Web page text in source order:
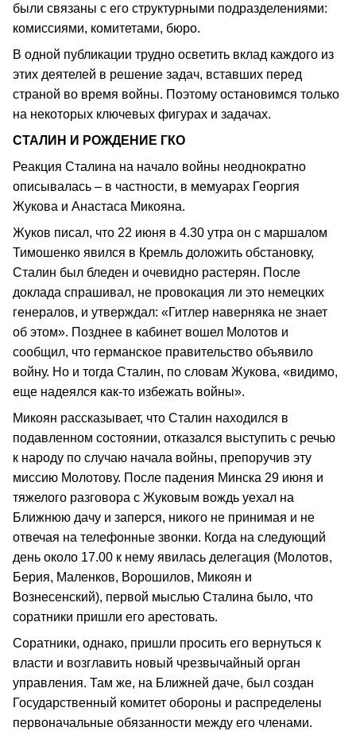
были связаны с его структурными подразделениями:
комиссиями, комитетами, бюро.
В одной публикации трудно осветить вклад каждого из
этих деятелей в решение задач, вставших перед
страной во время войны. Поэтому остановимся только
на некоторых ключевых фигурах и задачах.
СТАЛИН И РОЖДЕНИЕ ГКО
Реакция Сталина на начало войны неоднократно
описывалась – в частности, в мемуарах Георгия
Жукова и Анастаса Микояна.
Жуков писал, что 22 июня в 4.30 утра он с маршалом
Тимошенко явился в Кремль доложить обстановку,
Сталин был бледен и очевидно растерян. После
доклада спрашивал, не провокация ли это немецких
генералов, и утверждал: «Гитлер наверняка не знает
об этом». Позднее в кабинет вошел Молотов и
сообщил, что германское правительство объявило
войну. Но и тогда Сталин, по словам Жукова, «видимо,
еще надеялся как-то избежать войны».
Микоян рассказывает, что Сталин находился в
подавленном состоянии, отказался выступить с речью
к народу по случаю начала войны, препоручив эту
миссию Молотову. После падения Минска 29 июня и
тяжелого разговора с Жуковым вождь уехал на
Ближнюю дачу и заперся, никого не принимая и не
отвечая на телефонные звонки. Когда на следующий
день около 17.00 к нему явилась делегация (Молотов,
Берия, Маленков, Ворошилов, Микоян и
Вознесенский), первой мыслью Сталина было, что
соратники пришли его арестовать.
Соратники, однако, пришли просить его вернуться к
власти и возглавить новый чрезвычайный орган
управления. Там же, на Ближней даче, был создан
Государственный комитет обороны и распределены
первоначальные обязанности между его членами.